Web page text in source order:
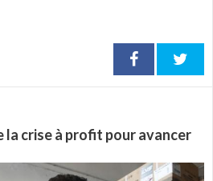
la crise à profit pour avancer